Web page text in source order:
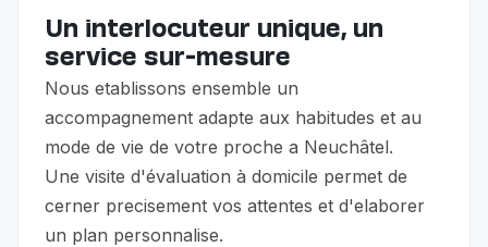
Un interlocuteur unique, un
service sur-mesure
Nous etablissons ensemble un
accompagnement adapte aux habitudes et au
mode de vie de votre proche a Neuchâtel.
Une visite d'évaluation à domicile permet de
cerner precisement vos attentes et d'elaborer
un plan personnalise.